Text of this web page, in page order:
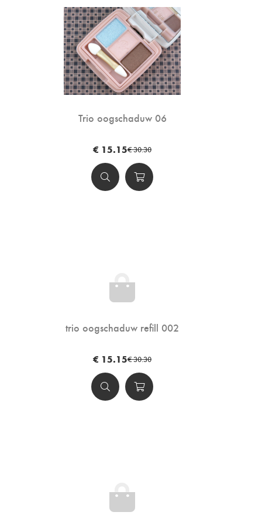
Trio oogschaduw 06
€ 15.15€ 30.30
trio oogschaduw refill 002
€ 15.15€ 30.30